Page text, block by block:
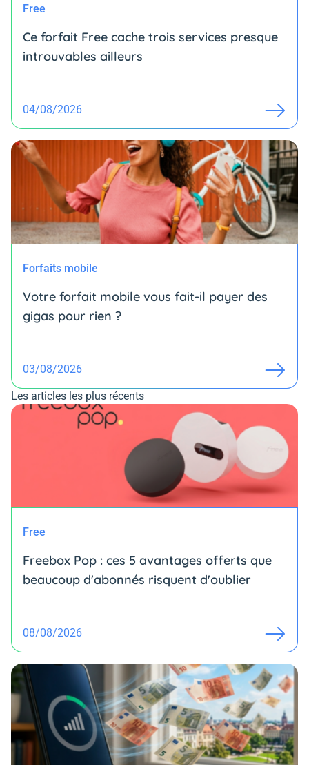
Free
Ce forfait Free cache trois services presque
introuvables ailleurs
04/08/2026
Forfaits mobile
Votre forfait mobile vous fait-il payer des
gigas pour rien ?
03/08/2026
Les articles les plus récents
Free
Freebox Pop : ces 5 avantages offerts que
beaucoup d'abonnés risquent d'oublier
08/08/2026